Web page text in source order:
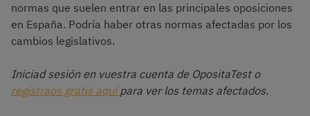
normas que suelen entrar en las principales oposiciones
en España. Podría haber otras normas afectadas por los
cambios legislativos.
Iniciad sesión en vuestra cuenta de OpositaTest o
registraos gratis aquípara ver los temas afectados.